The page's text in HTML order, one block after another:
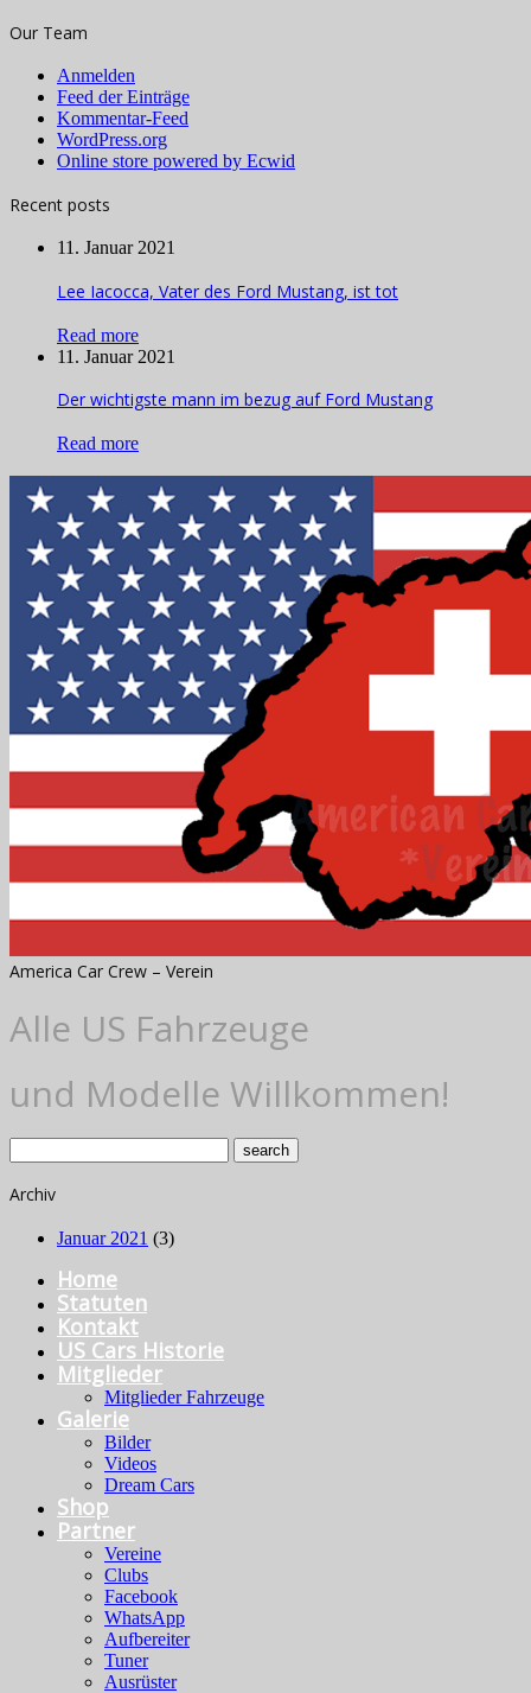
Our Team
Anmelden
Feed der Einträge
Kommentar-Feed
WordPress.org
Online store powered by Ecwid
Recent posts
11. Januar 2021
Lee Iacocca, Vater des Ford Mustang, ist tot
Read more
11. Januar 2021
Der wichtigste mann im bezug auf Ford Mustang
Read more
America Car Crew – Verein
Alle US Fahrzeuge
und Modelle Willkommen!
Archiv
Januar 2021 (3)
Home
Statuten
Kontakt
US Cars Historie
Mitglieder
Mitglieder Fahrzeuge
Galerie
Bilder
Videos
Dream Cars
Shop
Partner
Vereine
Clubs
Facebook
WhatsApp
Aufbereiter
Tuner
Ausrüster